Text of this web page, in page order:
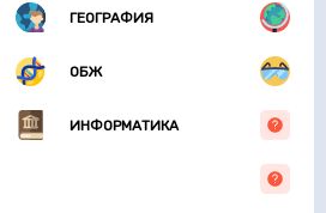
ГЕОГРАФИЯ
ОБЖ
ИНФОРМАТИКА